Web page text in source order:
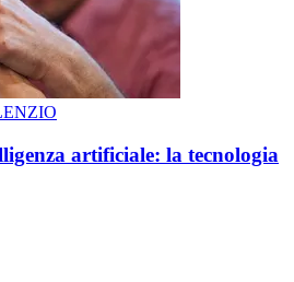
artificiale: la tecnologia